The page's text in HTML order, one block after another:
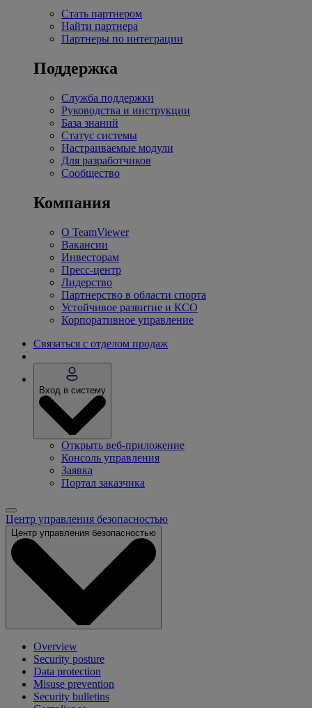
Стать партнером
Найти партнера
Партнеры по интеграции
Поддержка
Служба поддержки
Руководства и инструкции
База знаний
Статус системы
Настраиваемые модули
Для разработчиков
Сообщество
Компания
О TeamViewer
Вакансии
Инвесторам
Пресс-центр
Лидерство
Партнерство в области спорта
Устойчивое развитие и КСО
Корпоративное управление
Связаться с отделом продаж
Вход в систему
Открыть веб-приложение
Консоль управления
Заявка
Портал заказчика
Центр управления безопасностью
Центр управления безопасностью
Overview
Security posture
Data protection
Misuse prevention
Security bulletins